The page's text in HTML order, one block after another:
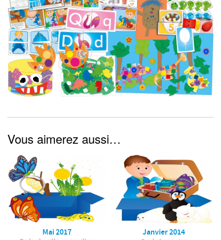
Vous aimerez aussi…
Mai 2017 Janvier 2014